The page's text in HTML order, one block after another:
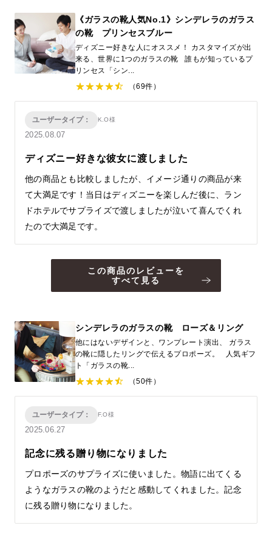
《ガラスの靴人気No.1》シンデレラのガラス
の靴 プリンセスブルー
ディズニー好きな人にオススメ！ カスタマイズが出
来る、世界に1つのガラスの靴 誰もが知っているプ
リンセス「シン...
（69件）
ユーザータイプ： K.O様
2025.08.07
ディズニー好きな彼女に渡しました
他の商品とも比較しましたが、イメージ通りの商品が来
て大満足です！当日はディズニーを楽しんだ後に、ラン
ドホテルでサプライズで渡しましたが泣いて喜んでくれ
たので大満足です。
この商品のレビューを
すべて見る
シンデレラのガラスの靴 ローズ＆リング
他にはないデザインと、ワンプレート演出、 ガラス
の靴に隠したリングで伝えるプロポーズ。 人気ギフ
ト「ガラスの靴...
（50件）
ユーザータイプ： F.O様
2025.06.27
記念に残る贈り物になりました
プロポーズのサプライズに使いました。物語に出てくる
ようなガラスの靴のようだと感動してくれました。記念
に残る贈り物になりました。